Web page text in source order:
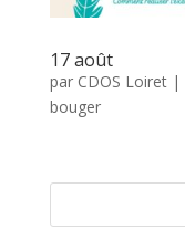
17 août
par CDOS Loiret|
bouger